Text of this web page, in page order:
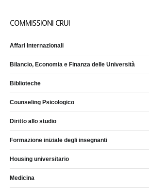
COMMISSIONI CRUI
Affari Internazionali
Bilancio, Economia e Finanza delle Università
Biblioteche
Counseling Psicologico
Diritto allo studio
Formazione iniziale degli insegnanti
Housing universitario
Medicina